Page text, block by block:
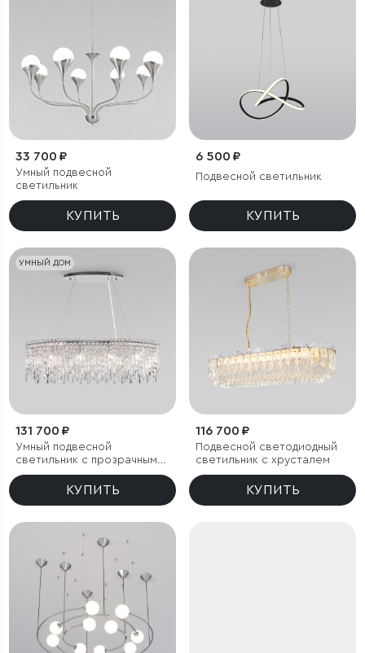
33 700 ₽
Умный подвесной
светильник
КУПИТЬ
6 500 ₽
Подвесной светильник
КУПИТЬ
УМНЫЙ ДОМ
131 700 ₽
Умный подвесной
светильник с прозрачным
хрусталем
КУПИТЬ
116 700 ₽
Подвесной светодиодный
светильник с хрусталем
КУПИТЬ